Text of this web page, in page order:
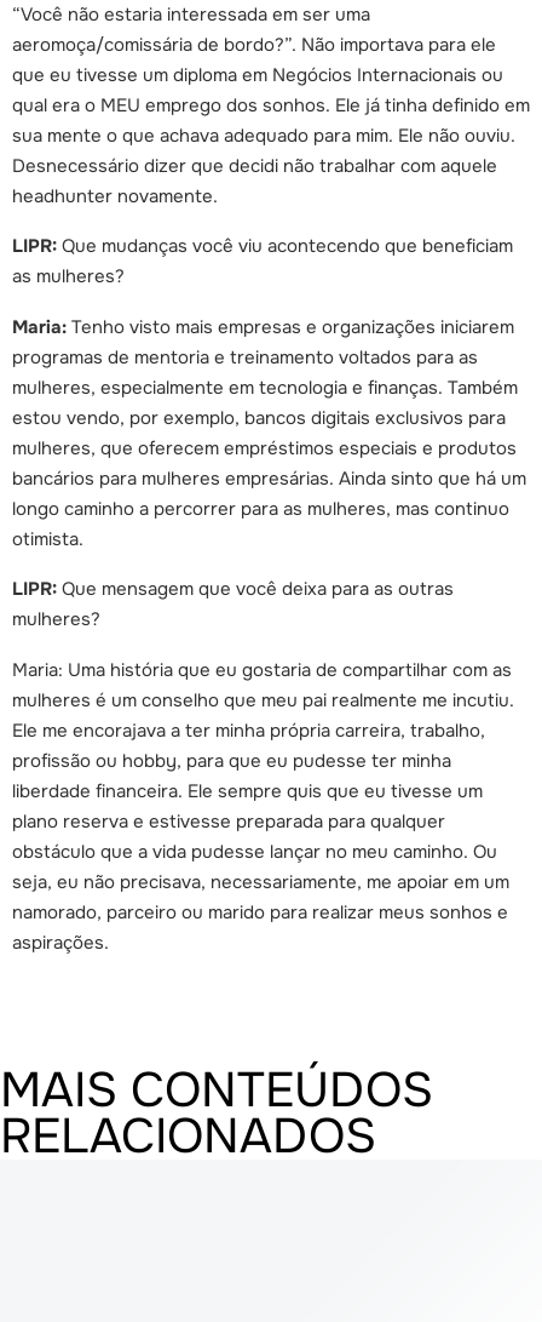
“Você não estaria interessada em ser uma
aeromoça/comissária de bordo?”. Não importava para ele
que eu tivesse um diploma em Negócios Internacionais ou
qual era o MEU emprego dos sonhos. Ele já tinha definido em
sua mente o que achava adequado para mim. Ele não ouviu.
Desnecessário dizer que decidi não trabalhar com aquele
headhunter novamente.
LIPR: Que mudanças você viu acontecendo que beneficiam
as mulheres?
Maria: Tenho visto mais empresas e organizações iniciarem
programas de mentoria e treinamento voltados para as
mulheres, especialmente em tecnologia e finanças. Também
estou vendo, por exemplo, bancos digitais exclusivos para
mulheres, que oferecem empréstimos especiais e produtos
bancários para mulheres empresárias. Ainda sinto que há um
longo caminho a percorrer para as mulheres, mas continuo
otimista.
LIPR: Que mensagem que você deixa para as outras
mulheres?
Maria: Uma história que eu gostaria de compartilhar com as
mulheres é um conselho que meu pai realmente me incutiu.
Ele me encorajava a ter minha própria carreira, trabalho,
profissão ou hobby, para que eu pudesse ter minha
liberdade financeira. Ele sempre quis que eu tivesse um
plano reserva e estivesse preparada para qualquer
obstáculo que a vida pudesse lançar no meu caminho. Ou
seja, eu não precisava, necessariamente, me apoiar em um
namorado, parceiro ou marido para realizar meus sonhos e
aspirações.
MAIS CONTEÚDOS
RELACIONADOS